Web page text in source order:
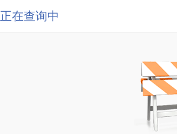
正在查询中